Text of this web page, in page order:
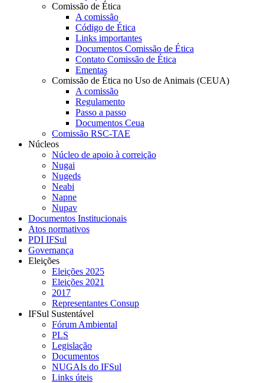
Comissão de Ética
A comissão
Código de Ética
Links importantes
Documentos Comissão de Ética
Contato Comissão de Ética
Ementas
Comissão de Ética no Uso de Animais (CEUA)
A comissão
Regulamento
Passo a passo
Documentos Ceua
Comissão RSC-TAE
Núcleos
Núcleo de apoio à correição
Nugai
Nugeds
Neabi
Napne
Nupav
Documentos Institucionais
Atos normativos
PDI IFSul
Governança
Eleições
Eleições 2025
Eleições 2021
2017
Representantes Consup
IFSul Sustentável
Fórum Ambiental
PLS
Legislação
Documentos
NUGAIs do IFSul
Links úteis